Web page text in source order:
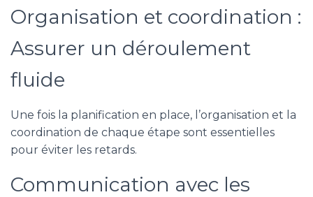
Organisation et coordination :
Assurer un déroulement
fluide
Une fois la planification en place, l’organisation et la
coordination de chaque étape sont essentielles
pour éviter les retards.
Communication avec les